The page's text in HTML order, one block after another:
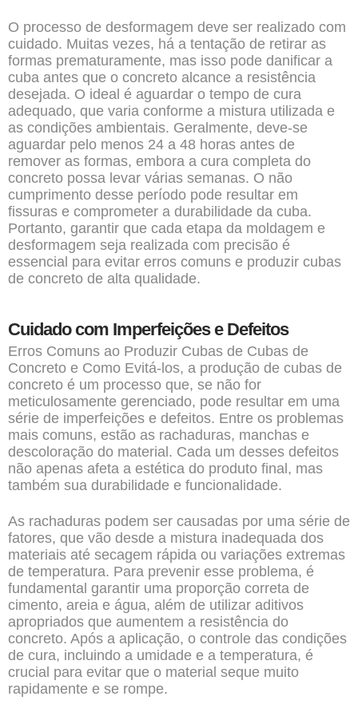
O processo de desformagem deve ser realizado com
cuidado. Muitas vezes, há a tentação de retirar as
formas prematuramente, mas isso pode danificar a
cuba antes que o concreto alcance a resistência
desejada. O ideal é aguardar o tempo de cura
adequado, que varia conforme a mistura utilizada e
as condições ambientais. Geralmente, deve-se
aguardar pelo menos 24 a 48 horas antes de
remover as formas, embora a cura completa do
concreto possa levar várias semanas. O não
cumprimento desse período pode resultar em
fissuras e comprometer a durabilidade da cuba.
Portanto, garantir que cada etapa da moldagem e
desformagem seja realizada com precisão é
essencial para evitar erros comuns e produzir cubas
de concreto de alta qualidade.
Cuidado com Imperfeições e Defeitos
Erros Comuns ao Produzir Cubas de Cubas de
Concreto e Como Evitá-los, a produção de cubas de
concreto é um processo que, se não for
meticulosamente gerenciado, pode resultar em uma
série de imperfeições e defeitos. Entre os problemas
mais comuns, estão as rachaduras, manchas e
descoloração do material. Cada um desses defeitos
não apenas afeta a estética do produto final, mas
também sua durabilidade e funcionalidade.
As rachaduras podem ser causadas por uma série de
fatores, que vão desde a mistura inadequada dos
materiais até secagem rápida ou variações extremas
de temperatura. Para prevenir esse problema, é
fundamental garantir uma proporção correta de
cimento, areia e água, além de utilizar aditivos
apropriados que aumentem a resistência do
concreto. Após a aplicação, o controle das condições
de cura, incluindo a umidade e a temperatura, é
crucial para evitar que o material seque muito
rapidamente e se rompe.